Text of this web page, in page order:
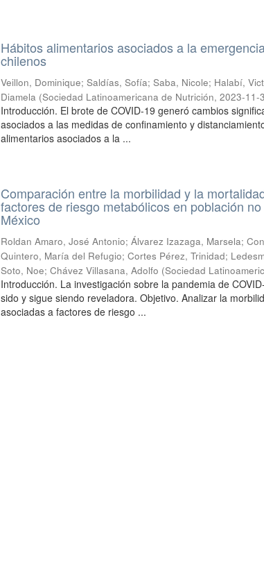
Hábitos alimentarios asociados a la
chilenos
Veillon, Dominique;Saldías, Sofía;Saba, Nicole; Halabí,
Diamela (Sociedad Latinoamericana de Nutrición,2023-11-
Introducción. El brote de COVID-19 generó cambios
asociados a las medidas de confinamiento y
alimentarios asociados a la ...
Comparación entre la morbilidad y la
factores de riesgo metabólicos en población
México
Roldan Amaro, José Antonio;Álvarez Izazaga, Marsela;
Quintero, María del Refugio;Cortes Pérez, Trinidad;
Soto, Noe;Chávez Villasana, Adolfo (Sociedad
Introducción. La investigación sobre la pandemia de
sido y sigue siendo reveladora. Objetivo. Analizar la
asociadas a factores de riesgo ...